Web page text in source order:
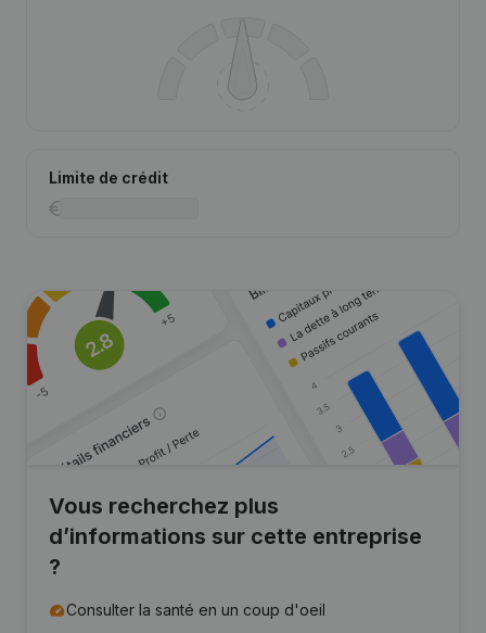
Limite de crédit
Vous recherchez plus
d’informations sur cette entreprise
?
Consulter la santé en un coup d'oeil